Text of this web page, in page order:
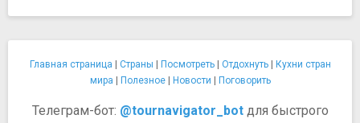
Главная страница Страны Посмотреть| Отдохнуть|
Кухни стран
мира
Полезное| Новости Поговорить
Телеграм-бот: @tournavigator_botдля быстрого